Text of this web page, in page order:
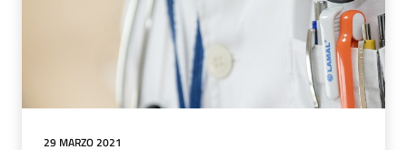
29 MARZO 2021